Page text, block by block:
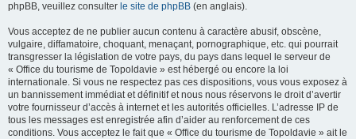
phpBB, veuillez consulter le site de phpBB (en anglais).
Vous acceptez de ne publier aucun contenu à caractère abusif, obscène,
vulgaire, diffamatoire, choquant, menaçant, pornographique, etc. qui pourrait
transgresser la législation de votre pays, du pays dans lequel le serveur de
« Office du tourisme de Topoldavie » est hébergé ou encore la loi
internationale. Si vous ne respectez pas ces dispositions, vous vous exposez à
un bannissement immédiat et définitif et nous nous réservons le droit d’avertir
votre fournisseur d’accès à internet et les autorités officielles. L’adresse IP de
tous les messages est enregistrée afin d’aider au renforcement de ces
conditions. Vous acceptez le fait que « Office du tourisme de Topoldavie » ait le